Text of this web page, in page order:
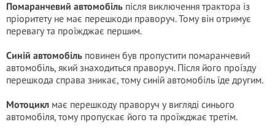
Помаранчевий автомобіль після виключення трактора із
пріоритету не має перешкоди праворуч. Тому він отримує
перевагу та проїжджає першим.
Синій автомобіль повинен був пропустити помаранчевий
автомобіль, який знаходиться праворуч. Після його проїзду
перешкода справа зникає, тому синій автомобіль їде другим.
Мотоцикл має перешкоду праворуч у вигляді синього
автомобіля, тому пропускає його та проїжджає третім.